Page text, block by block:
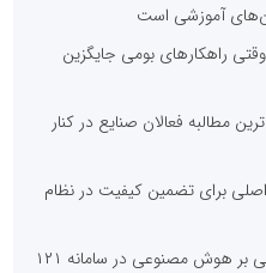
آموزشی است
راهکارهای بومی جایگزین
مطالبه فعالان صنایع در کنار
برای تضمین کیفیت در نظام
رونمایی از پاسخگویی هوشمند مبتنی بر هوش مصنوعی در سامانه ۱۲۱